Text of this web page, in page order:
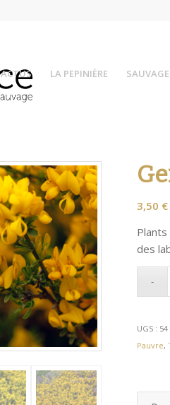
ACTUS LA PEPINIÈRE
3,50 €
des
UGS : 54
Pauvre,